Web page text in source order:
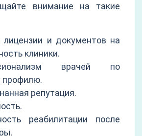
внимание на такие
лицензии и документов на
клиники.
врачей по
профилю.
репутация.
реабилитации после